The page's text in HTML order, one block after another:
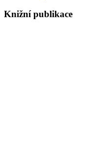
Knižní publikace